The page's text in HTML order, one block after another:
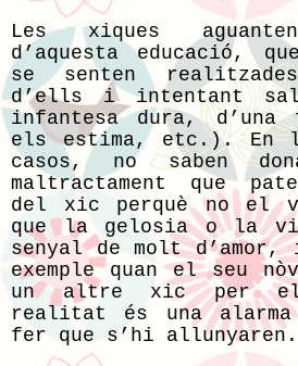
Les xiques
d’aquesta educació,
se senten
d’ells i intentant
infantesa dura, d’una
els estima, etc.). En
casos, no saben
maltractament que
del xic perquè no el
que la gelosia o la
senyal de molt
exemple quan el seu
un altre xic per
realitat és una
fer que s’hi allunyaren.